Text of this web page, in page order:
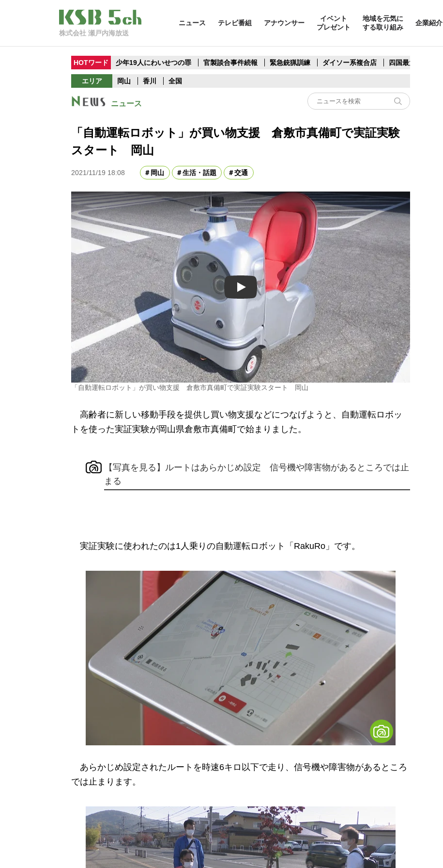
株式会社 瀬戸内海放送
ニュース テレビ番組 アナウンサー
イベント
プレゼント
地域を元気に
する取り組み
企業紹介
HOTワード 少年19人にわいせつの罪 官製談合事件続報 緊急銃猟訓練 ダイソー系複合店 四国最大スリコ
エリア 岡山 香川 全国
ニュース
「自動運転ロボット」が買い物支援 倉敷市真備町で実証実験
スタート 岡山
2021/11/19 18:08 岡山 生活・話題 交通
Play
「自動運転ロボット」が買い物支援 倉敷市真備町で実証実験スタート 岡山
高齢者に新しい移動手段を提供し買い物支援などにつなげようと、自動運転ロボッ
トを使った実証実験が岡山県倉敷市真備町で始まりました。
【写真を見る】ルートはあらかじめ設定 信号機や障害物があるところでは止
まる
実証実験に使われたのは1人乗りの自動運転ロボット「RakuRo」です。
あらかじめ設定されたルートを時速6キロ以下で走り、信号機や障害物があるところ
では止まります。